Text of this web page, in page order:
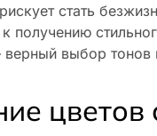
стать
получению
выбор тонов
цветов